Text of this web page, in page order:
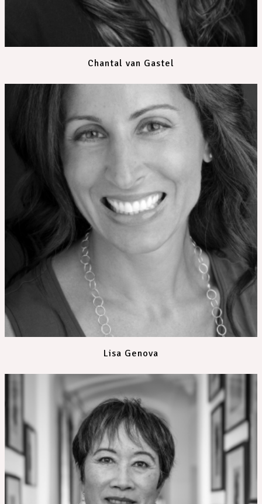
Chantal van Gastel
Lisa Genova